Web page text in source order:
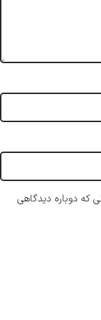
که دوباره دیدگاهی